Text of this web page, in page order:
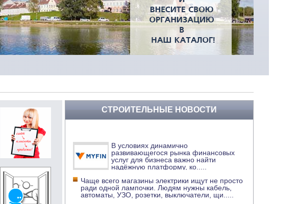
СТРОИТЕЛЬНЫЕ НОВОСТИ
В условиях динамично
развивающегося рынка финансовых
услуг для бизнеса важно найти
надёжную платформу, ко
Чаще всего магазины электрики ищут не просто
ради одной лампочки. Людям нужны кабель,
автоматы, УЗО, розетки, выключатели, щи